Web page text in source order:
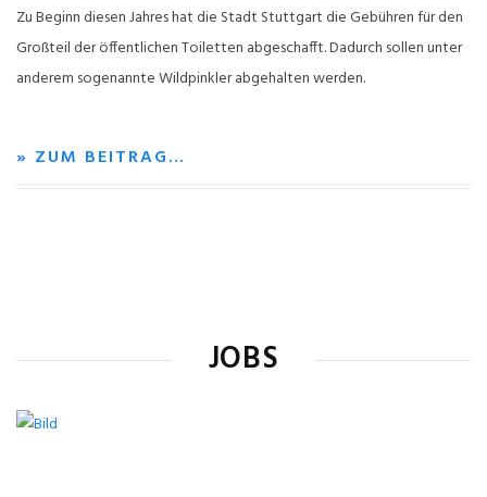
Zu Beginn diesen Jahres hat die Stadt Stuttgart die Gebühren für den
Großteil der öffentlichen Toiletten abgeschafft. Dadurch sollen unter
anderem sogenannte Wildpinkler abgehalten werden.
» ZUM BEITRAG…
JOBS